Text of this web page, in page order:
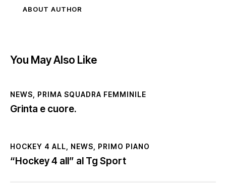
ABOUT AUTHOR
You May Also Like
NEWS PRIMA SQUADRA FEMMINILE
Grinta e cuore.
HOCKEY 4 ALL NEWS PRIMO PIANO
“Hockey 4 all” al Tg Sport